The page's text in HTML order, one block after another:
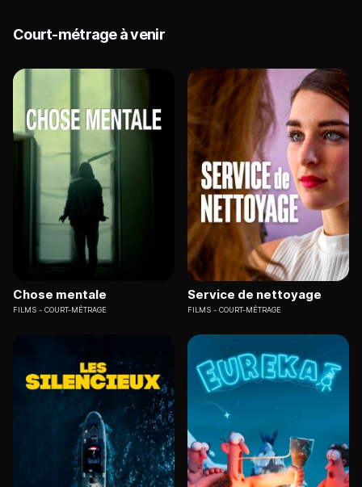
Court-métrage à venir
Chose mentale
FILMS COURT-MÉTRAGE
Service de nettoyage
FILMS COURT-MÉTRAGE